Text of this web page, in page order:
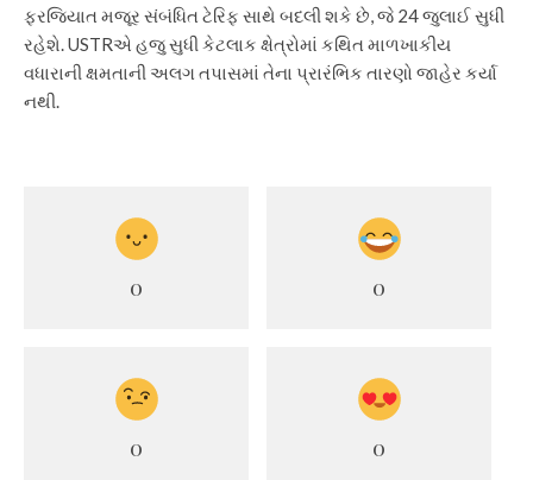
ફરજિયાત મજૂર સંબંધિત ટેરિફ સાથે બદલી શકે છે, જે 24 જુલાઈ સુધી
રહેશે. USTRએ હજુ સુધી કેટલાક ક્ષેત્રોમાં કથિત માળખાકીય
વધારાની ક્ષમતાની અલગ તપાસમાં તેના પ્રારંભિક તારણો જાહેર કર્યા
નથી.
0 0
0 0